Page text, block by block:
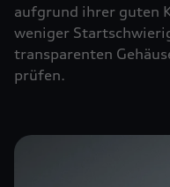
aufgrund ihrer guten
weniger
transparenten
prüfen.